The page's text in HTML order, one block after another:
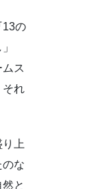
13の
ス
それ
上
な
と